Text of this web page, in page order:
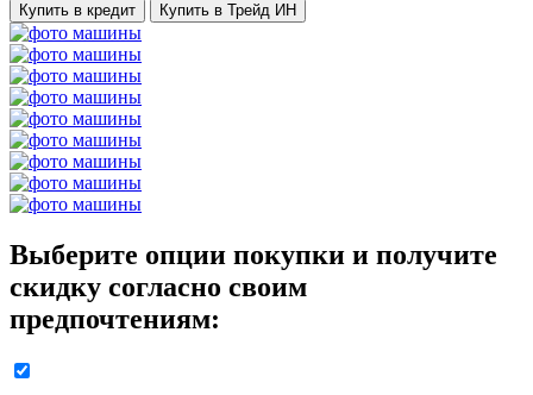
Купить в кредит Купить в Трейд ИН
Выберите опции покупки и получите
скидку согласно своим
предпочтениям: